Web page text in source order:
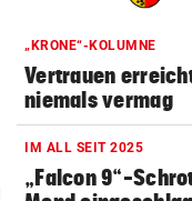
„KRONE“-KOLUMNE
Vertrauen
niemals vermag
IM ALL SEIT 2025
„Falcon 9“-